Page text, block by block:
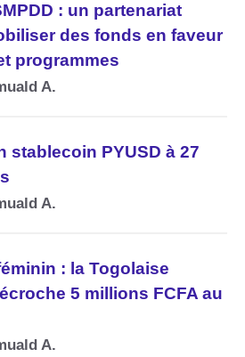
: un partenariat
des fonds en faveur
programmes
A.
stablecoin PYUSD à 27
A.
: la Togolaise
5 millions FCFA au
A.